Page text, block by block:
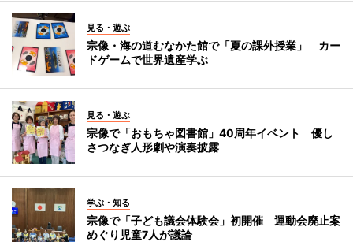
見る・遊ぶ
宗像・海の道むなかた館で「夏の課外授業」 カー
ドゲームで世界遺産学ぶ
見る・遊ぶ
宗像で「おもちゃ図書館」40周年イベント 優し
さつなぎ人形劇や演奏披露
学ぶ・知る
宗像で「子ども議会体験会」初開催 運動会廃止案
めぐり児童7人が議論